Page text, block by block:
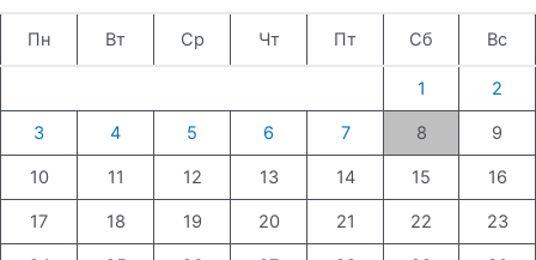
Пн Вт Ср Чт Пт Сб Вс
1 2
3 4 5 6 7 8 9
10 11 12 13 14 15 16
17 18 19 20 21 22 23